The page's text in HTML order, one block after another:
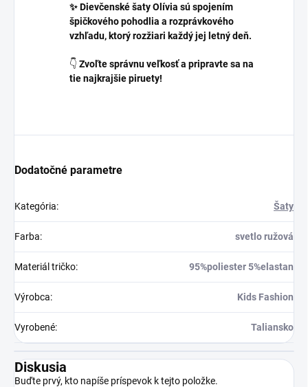
✨ Dievčenské šaty Olívia sú spojením
špičkového pohodlia a rozprávkového
vzhľadu, ktorý rozžiari každý jej letný deň.
👇 Zvoľte správnu veľkosť a pripravte sa na
tie najkrajšie piruety!
Dodatočné parametre
Kategória: Šaty
Farba: svetlo ružová
Materiál tričko: 95%poliester 5%elastan
Výrobca: Kids Fashion
Vyrobené: Taliansko
Diskusia
Buďte prvý, kto napíše príspevok k tejto položke.